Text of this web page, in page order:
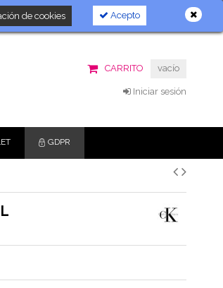
Acepto
de cookies
CARRITO vacío
Iniciar sesión
GDPR